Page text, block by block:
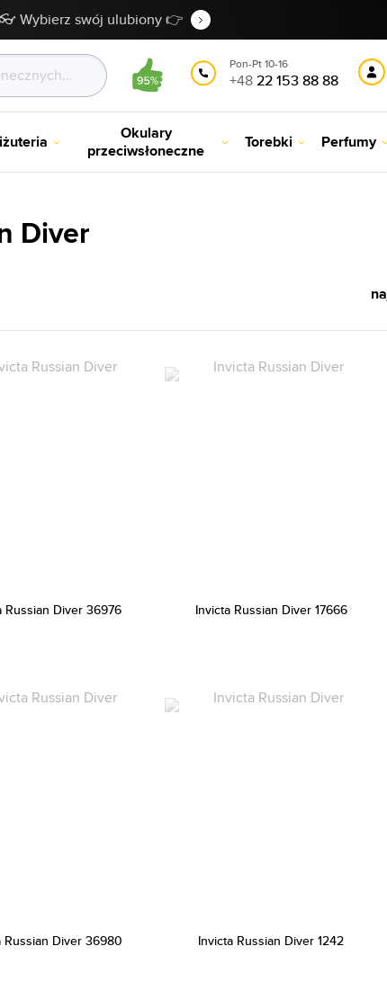
Wybierz swój ulubiony 👉
Pon-Pt 10-16
+4822 153 88 88
Okulary
przeciwsłoneczne
Torebki Perfumy
Diver
Russian Diver 36976 Invicta Russian Diver 17666
Russian Diver 36980 Invicta Russian Diver 1242